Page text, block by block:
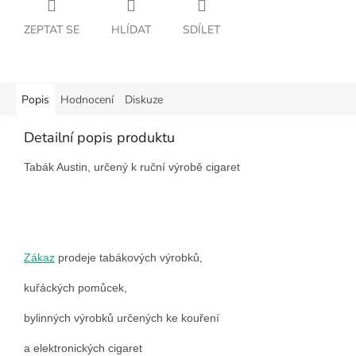
ZEPTAT SE HLÍDAT SDÍLET
Popis Hodnocení Diskuze
Detailní popis produktu
Tabák Austin, určený k ruční výrobě cigaret
Zákaz prodeje tabákových výrobků,
kuřáckých pomůcek,
bylinných výrobků určených ke kouření
a elektronických cigaret